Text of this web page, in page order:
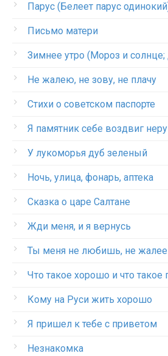
Парус (Белеет парус
Письмо матери
Зимнее утро (Мороз и
Не жалею, не зову, не плачу
Стихи о советском паспорте
Я памятник себе воздвиг
У лукоморья дуб зеленый
Ночь, улица, фонарь, аптека
Сказка о царе Салтане
Жди меня, и я вернусь
Ты меня не любишь, не
Что такое хорошо и что такое
Кому на Руси жить хорошо
Я пришел к тебе с приветом
Незнакомка